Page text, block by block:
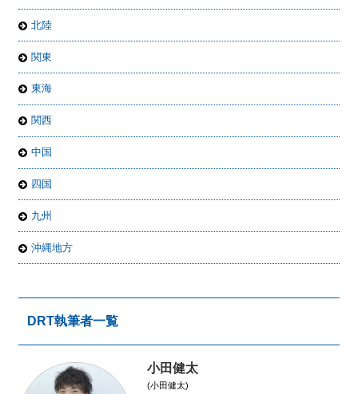
北陸
関東
東海
関西
中国
四国
九州
沖縄地方
DRT執筆者一覧
小田健太
(小田健太)